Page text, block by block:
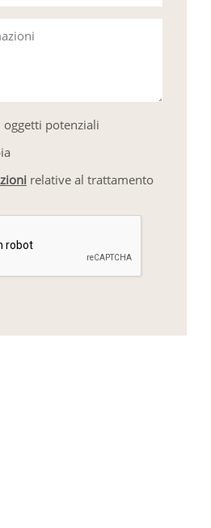
potenziali
relative al trattamento